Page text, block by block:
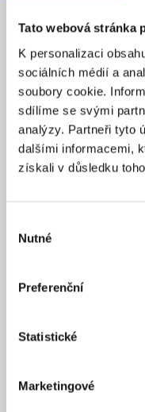
Tato webová stránka
K personalizaci
sociálních médií a
soubory cookie.
sdílíme se svými
analýzy. Partneři tyto
dalšími informacemi,
získali v důsledku
souhlasu
Nutné
Preferenční
Statistické
Marketingové
SÍDLO
ZALOŽENO
CENA OD *
KAPITÁL
ZALOŽENO
NÁZEV SPOLEČNOSTI